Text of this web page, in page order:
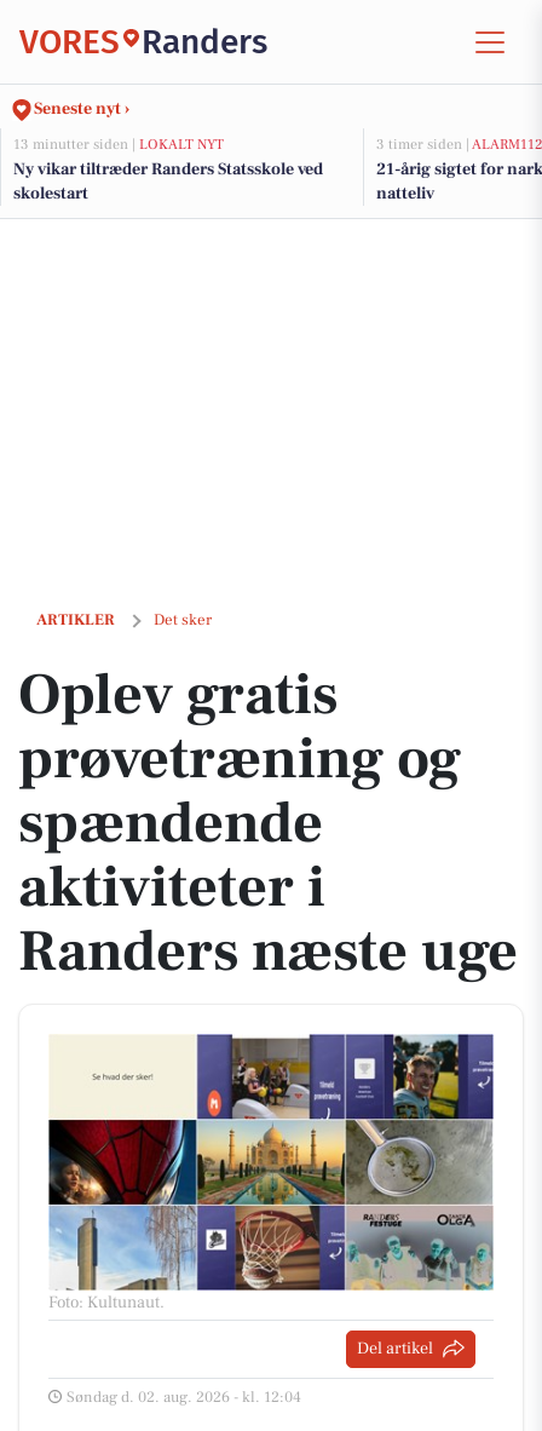
VORES Randers
Seneste nyt ›
13 minutter siden | LOKALT NYT
Ny vikar tiltræder Randers Statsskole ved
skolestart
3 timer siden | ALARM112
21-årig sigtet for
natteliv
ARTIKLER Det sker
Oplev gratis prøvetræning og spændende aktiviteter i Randers næste
Oplev gratis
prøvetræning og
spændende
aktiviteter i
Randers næste uge
Foto: Kultunaut.
Del artikel
Søndag d. 02. aug. 2026 - kl. 12:04